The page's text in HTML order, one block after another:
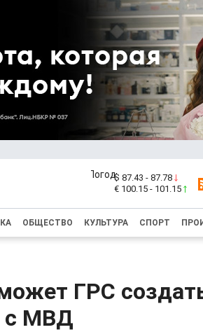
$ 87.43 - 87.78
€ 100.15 - 101.15
ОБЩЕСТВО КУЛЬТУРА СПОРТ
ГРС
с МВД